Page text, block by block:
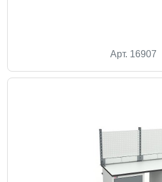
Арт. 16907